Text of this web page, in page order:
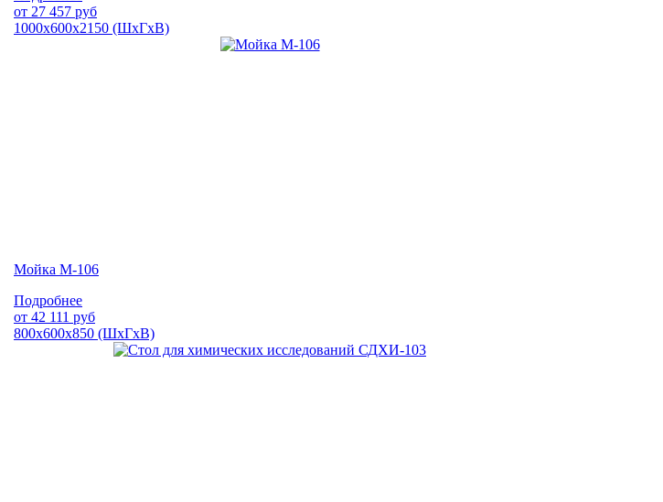
от 27 457 руб
1000х600х2150 (ШхГхВ)
Мойка М-106
Подробнее
от 42 111 руб
800х600х850 (ШхГхВ)